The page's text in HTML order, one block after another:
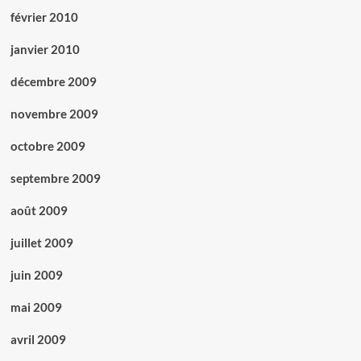
février 2010
janvier 2010
décembre 2009
novembre 2009
octobre 2009
septembre 2009
août 2009
juillet 2009
juin 2009
mai 2009
avril 2009